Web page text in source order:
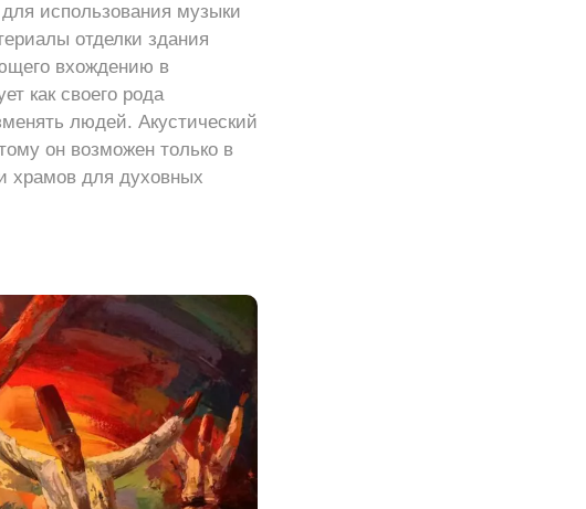
использования музыки
отделки здания
вхождению в
как своего рода
людей. Акустический
он возможен только в
храмов для духовных